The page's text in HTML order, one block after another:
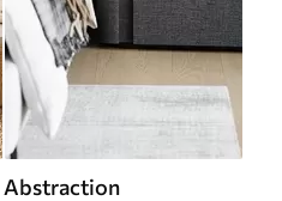
Abstraction